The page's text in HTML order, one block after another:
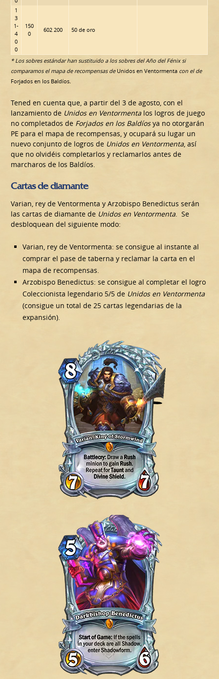
1
3
1-
4
0
0
150
0
602 200 50 de oro
* Los sobres estándar han sustituido a los sobres del Año del Fénix si
comparamos el mapa de recompensas de Unidos en Ventormenta con el de
Forjados en los Baldíos.
Tened en cuenta que, a partir del 3 de agosto, con el
lanzamiento de Unidos en Ventormenta los logros de juego
no completados de Forjados en los Baldíosya no otorgarán
PE para el mapa de recompensas, y ocupará su lugar un
nuevo conjunto de logros de Unidos en Ventormenta , así
que no olvidéis completarlos y reclamarlos antes de
marcharos de los Baldíos.
Cartas de diamante
Varian, rey de Ventormenta y Arzobispo Benedictus serán
las cartas de diamante de Unidos en Ventormenta . Se
desbloquean del siguiente modo:
Varian, rey de Ventormenta: se consigue al instante al
comprar el pase de taberna y reclamar la carta en el
mapa de recompensas.
Arzobispo Benedictus: se consigue al completar el logro
Coleccionista legendario 5/5 de Unidos en Ventormenta
(consigue un total de 25 cartas legendarias de la
expansión).